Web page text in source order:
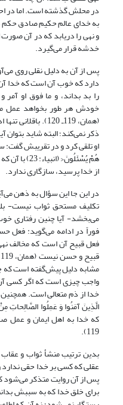
در محلش گذشته است. اما در
به خدای عالم حکیم صادق حکم
و نهی را دریابد که در آن
خدشه قرار می‌گیرد.
پس از آن به دلیل نقلی روی
دارد که خوب آن است که خدا
را بد بداند، و ما فوق او
خودش هر طور بخواهد عمل
(همان، 119ـ 120).
ذکر نمی‌کند؛ البته شاید بتوان
او تلقی کرد و در تقریبش گفت:
هُمْ یُسْئَلُونَ<
از خدا پرسید، سازگاری ندارد.
در این جا این سؤال به ذهن
تکلیف مستحق ثواب نیست-
می‌بخشد- آیا چنین رفتاری
فوراً در ادامه می‌گوید: فعل
فعل قبیح آن است که مخالف
مشابه دلیل پیش‌گفته است
واجب چیزی است که اگر کسی
خدا از ذم متعالی است.
که خدا به اهل ایمان و
119).
بدین ترتیب منشأ ثواب و
عقلی که کسی بر خدا حقی
پس از آن روایت متذکر می‌شود
برای خلق خدا که به سببش